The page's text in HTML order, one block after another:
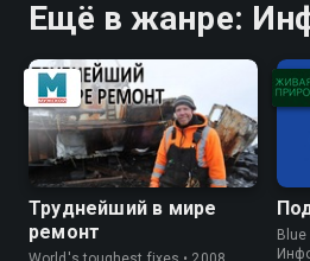
Ещё в жанре:
Труднейший в мире
ремонт